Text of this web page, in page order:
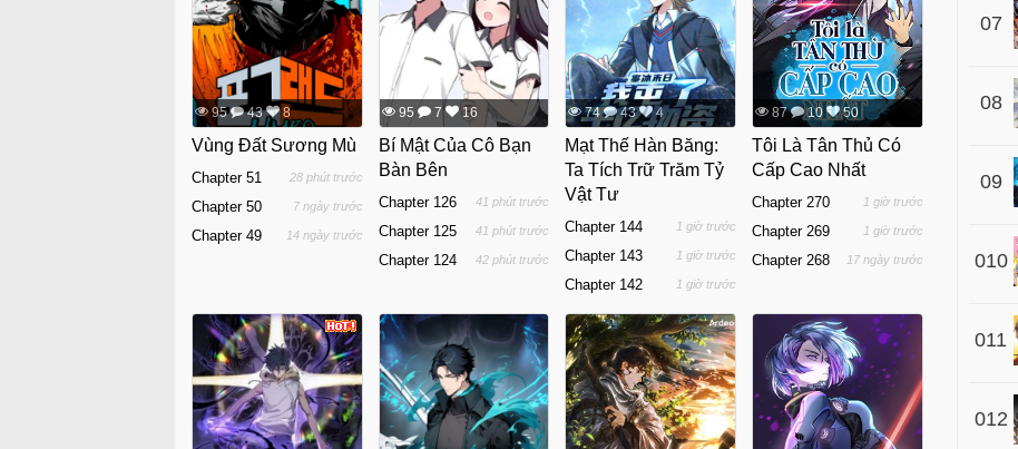
95 43 8
Vùng Đất Sương Mù
Chapter 51 28 phút trước
Chapter 50 7 ngày trước
Chapter 49 14 ngày trước
95 7 16
Bí Mật Của Cô Bạn
Bàn Bên
Chapter 126 41 phút trước
Chapter 125 41 phút trước
Chapter 124 42 phút trước
74 43 4
Mạt Thế Hàn Băng:
Ta Tích Trữ Trăm Tỷ
Vật Tư
Chapter 144 1 giờ trước
Chapter 143 1 giờ trước
Chapter 142 1 giờ trước
87 10 50
Tôi Là Tân Thủ Có
Cấp Cao Nhất
Chapter 270 1 giờ trước
Chapter 269 1 giờ trước
Chapter 268 17 ngày trước
07
08
09
010
011
012